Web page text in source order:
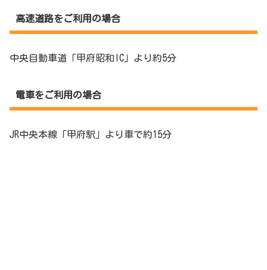
高速道路をご利用の場合
中央自動車道「甲府昭和IC」より約5分
電車をご利用の場合
JR中央本線「甲府駅」より車で約15分